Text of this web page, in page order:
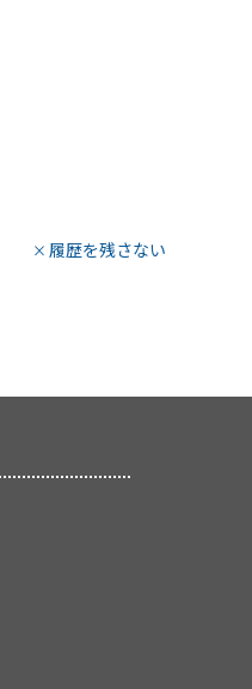
履歴を残さない